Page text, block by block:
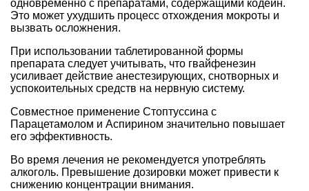
одновременно с препаратами, содержащими кодеин.
Это может ухудшить процесс отхождения мокроты и
вызвать осложнения.
При использовании таблетированной формы
препарата следует учитывать, что гвайфенезин
усиливает действие анестезирующих, снотворных и
успокоительных средств на нервную систему.
Совместное применение Стоптуссина с
Парацетамолом и Аспирином значительно повышает
его эффективность.
Во время лечения не рекомендуется употреблять
алкоголь. Превышение дозировки может привести к
снижению концентрации внимания.